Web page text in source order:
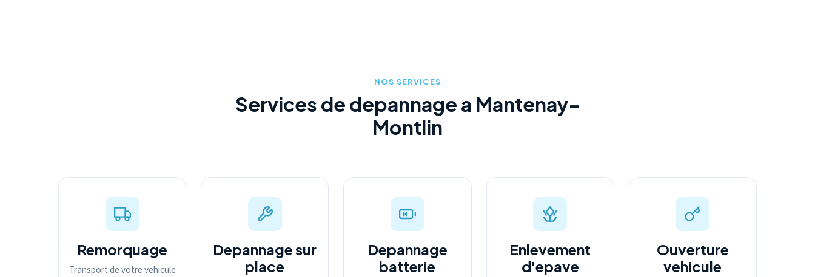
NOS SERVICES
Services de depannage a Mantenay-
Montlin
Remorquage
Transport de votre vehicule
Depannage sur
place
Depannage
batterie
Enlevement
d'epave
Ouverture
vehicule